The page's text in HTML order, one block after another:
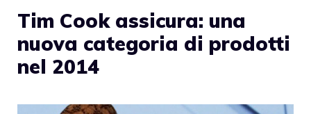
Tim Cook assicura: una
nuova categoria di prodotti
nel 2014